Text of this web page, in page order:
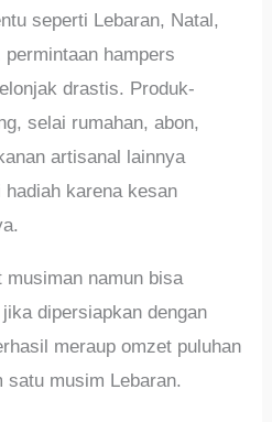
seperti Lebaran, Natal,
hampers
drastis. Produk-
selai rumahan, abon,
artisanal lainnya
karena kesan
namun bisa
dipersiapkan dengan
meraup omzet puluhan
satu musim Lebaran.